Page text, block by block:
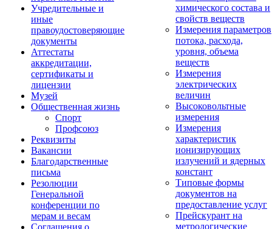
Учредительные и
иные
правоудостоверяющие
документы
Аттестаты
аккредитации,
сертификаты и
лицензии
Музей
Общественная жизнь
Спорт
Профсоюз
Реквизиты
Вакансии
Благодарственные
письма
Резолюции
Генеральной
конференции по
мерам и весам
Соглашения о
химического состава и
свойств веществ
Измерения параметров
потока, расхода,
уровня, объема
веществ
Измерения
электрических
величин
Высоковольтные
измерения
Измерения
характеристик
ионизирующих
излучений и ядерных
констант
Типовые формы
документов на
предоставление услуг
Прейскурант на
метрологические